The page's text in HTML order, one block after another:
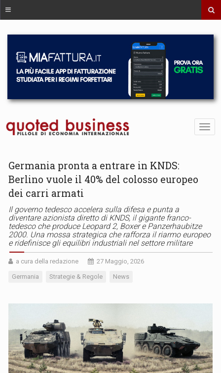
Germania pronta a entrare in KNDS:
Berlino vuole il 40% del colosso europeo
dei carri armati
Il governo tedesco accelera sulla difesa e punta a
diventare azionista diretto di KNDS, il gigante franco-
tedesco che produce Leopard 2, Boxer e Panzerhaubitze
2000. Una mossa strategica che rafforza il riarmo europeo
e ridefinisce gli equilibri industriali nel settore militare
a cura della redazione 27 Maggio, 2026
Germania Strategie & Regole News